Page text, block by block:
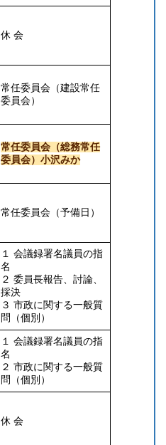
休 会
常任委員会（建設常任
委員会）
常任委員会（総務常任
委員会）小沢みか
常任委員会（予備日）
１ 会議録署名議員の指
名
２ 委員長報告、討論、
採決
３ 市政に関する一般質
問（個別）
１ 会議録署名議員の指
名
２ 市政に関する一般質
問（個別）
休 会